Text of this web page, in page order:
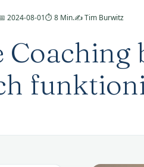
2024-08-01⏱ 8 Min.✍️ Tim Burwitz
Coaching